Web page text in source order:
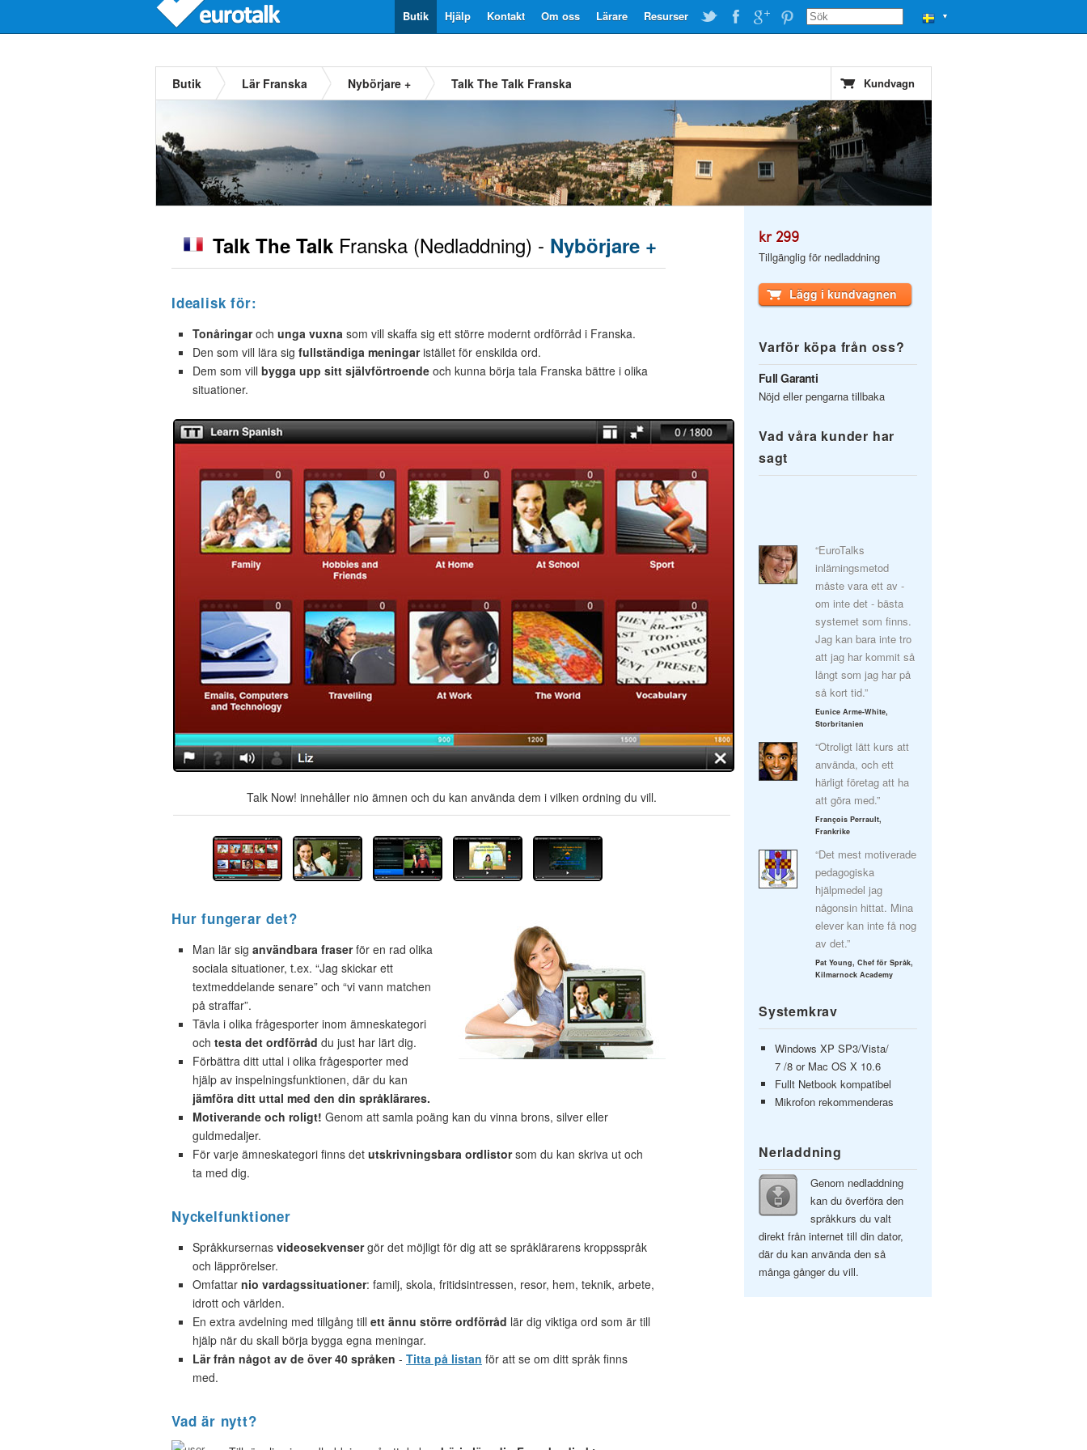
▼
Resurser
Lärare
Om oss
Kontakt
Hjälp
Butik
Butik Lär Franska Nybörjare + Talk The Talk Franska Kundvagn
Talk The Talk Franska (Nedladdning) - Nybörjare +
Idealisk för:
Tonåringaroch unga vuxna som vill skaffa sig ett större modernt ordförråd i Franska.
Den som vill lära sig fullständiga meningaristället för enskilda ord.
Dem som vill bygga upp sitt självförtroende och kunna börja tala Franska bättre i olika
situationer.
Talk Now! innehåller nio ämnen och du kan använda dem i vilken ordning du vill.
Hur fungerar det?
Man lär sig användbara fraserför en rad olika
sociala situationer, t.ex. “Jag skickar ett
textmeddelande senare” och “vi vann matchen
på straffar”.
Tävla i olika frågesporter inom ämneskategori
och testa det ordförråd du just har lärt dig.
Förbättra ditt uttal i olika frågesporter med
hjälp av inspelningsfunktionen, där du kan
jämföra ditt uttal med den din språklärares.
Motiverande och roligt! Genom att samla poäng kan du vinna brons, silver eller
guldmedaljer.
För varje ämneskategori finns det utskrivningsbara ordlistorsom du kan skriva ut och
ta med dig.
Nyckelfunktioner
Språkkursernas videosekvensergör det möjligt för dig att se språklärarens kroppsspråk
och läpprörelser.
Omfattar nio vardagssituationer: familj, skola, fritidsintressen, resor, hem, teknik, arbete,
idrott och världen.
En extra avdelning med tillgång till ett ännu större ordförråd lär dig viktiga ord som är till
hjälp när du skall börja bygga egna meningar.
Lär från något av de över 40 språken - Titta på listan för att se om ditt språk finns
med.
Vad är nytt?
kr 299
Tillgänglig för nedladdning
Lägg i kundvagnen
Varför köpa från oss?
Full Garanti
Nöjd eller pengarna tillbaka
Vad våra kunder har
sagt
“EuroTalks
inlärningsmetod
måste vara ett av -
om inte det - bästa
systemet som finns.
Jag kan bara inte tro
att jag har kommit så
långt som jag har på
så kort tid.”
Eunice Arme-White,
Storbritanien
“Otroligt lätt kurs att
använda, och ett
härligt företag att ha
att göra med.”
François Perrault,
Frankrike
“Det mest motiverade
pedagogiska
hjälpmedel jag
någonsin hittat. Mina
elever kan inte få nog
av det.”
Pat Young, Chef för Språk,
Kilmarnock Academy
Systemkrav
Windows XP SP3/Vista/
7 /8 or Mac OS X 10.6
Fullt Netbook kompatibel
Mikrofon rekommenderas
Nerladdning
Genom nedladdning
kan du överföra den
språkkurs du valt
direkt från internet till din dator,
där du kan använda den så
många gånger du vill.